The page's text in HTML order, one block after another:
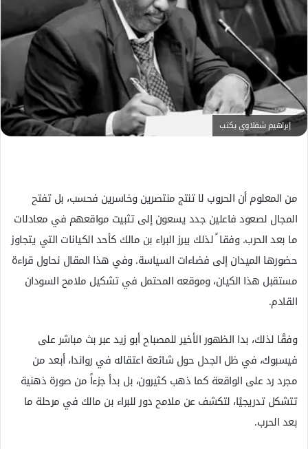
ي
د
إ
ل
ك
ت
ر
و
إبراهيم شقلاوي يكتب
من المعلوم أن الحروب لا تنتج منتصرين وخاسرين فحسب، بل تفتح
المجال لصعود فاعلين جدد يسعون إلى تثبيت مواقعهم في معادلات
ما بعد الحرب. وفقا ً لذلك يبرز البراء بن مالك كأحد الكيانات التي يتجاوز
حضورها الميدان إلى فضاءات السياسة. وفي هذا المقال نحاول قراءة
مستقبل هذا الكيان، وموقعه المحتمل في تشكيل ملامح السودان
القادم.
وفقًا لذلك، بدا الظهور الأخير للمصباح أبو زيد عبر بث مباشر على
فيسبوك، في ظل الجدل حول شائعة اعتقاله في رواندا، أبعد من
مجرد رد على الواقعة كما ذهب كثيرون، بل بدأ جزءاً من صورة ذهنية
تتشكل تدريجيًا، لتكشف عن ملامح دور للبراء بن مالك في مرحلة ما
بعد الحرب.